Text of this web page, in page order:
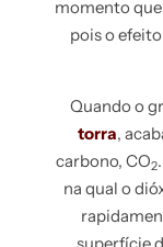
momento
pois o
Quando o
torra,
carbono, CO2
na qual o